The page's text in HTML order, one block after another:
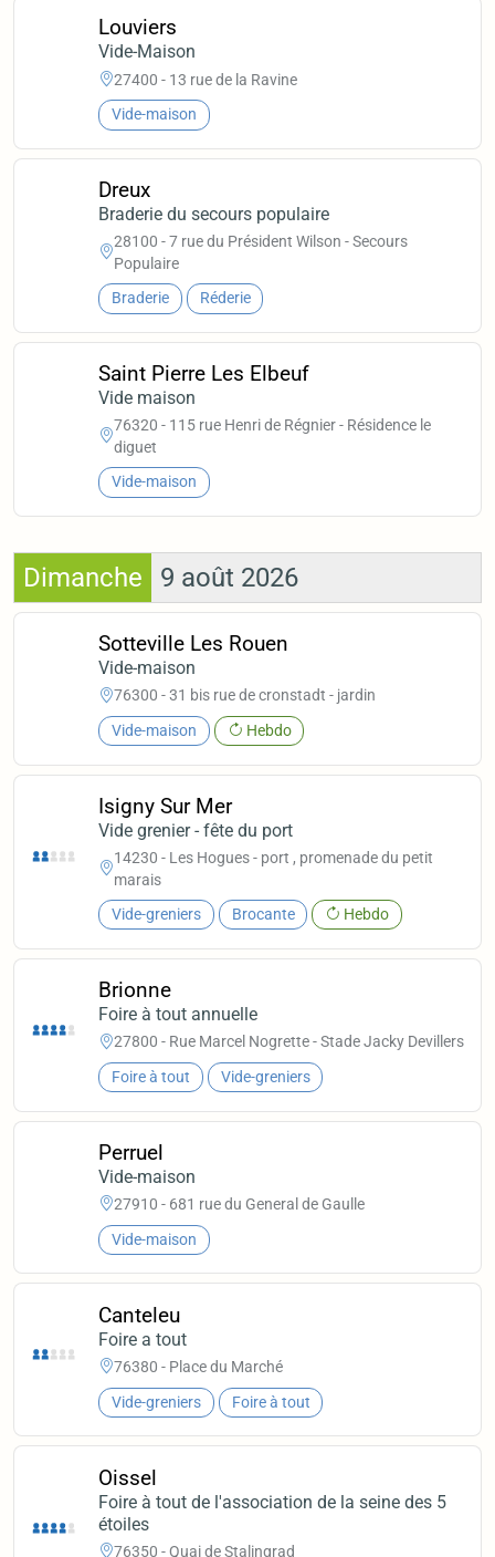
Louviers
Vide-Maison
27400 - 13 rue de la Ravine
Vide-maison
Dreux
Braderie du secours populaire
28100 - 7 rue du Président Wilson - Secours
Populaire
Braderie Réderie
Saint Pierre Les Elbeuf
Vide maison
76320 - 115 rue Henri de Régnier - Résidence le
diguet
Vide-maison
Dimanche 9 août 2026
Sotteville Les Rouen
Vide-maison
76300 - 31 bis rue de cronstadt - jardin
Vide-maison Hebdo
Isigny Sur Mer
Vide grenier - fête du port
14230 - Les Hogues - port , promenade du petit
marais
Vide-greniers Brocante Hebdo
Brionne
Foire à tout annuelle
27800 - Rue Marcel Nogrette - Stade Jacky Devillers
Foire à tout Vide-greniers
Perruel
Vide-maison
27910 - 681 rue du General de Gaulle
Vide-maison
Canteleu
Foire a tout
76380 - Place du Marché
Vide-greniers Foire à tout
Oissel
Foire à tout de l'association de la seine des 5
étoiles
76350 - Quai de Stalingrad